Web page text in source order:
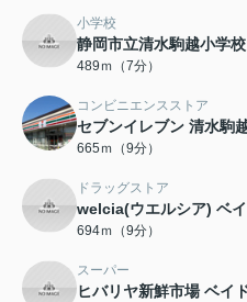
小学校
静岡市立清水駒越小学校
489ｍ（7分）
コンビニエンスストア
セブンイレブン 清水駒
665ｍ（9分）
ドラッグストア
welcia(ウエルシア) ベ
694ｍ（9分）
スーパー
ヒバリヤ新鮮市場 ベイ